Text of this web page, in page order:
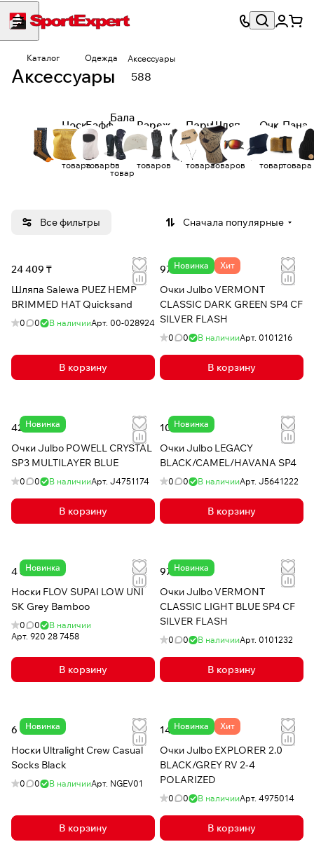
Каталог Одежда Аксессуары
Аксессуары 588
Носк
и
94
товара
Бафф
ы
товаров
Бала
клав
ы
21
товар
Вареж
ки
товаров
Кепки
37
товаров
Перч
атки
92
товара
Шляп
ы
7
товаров
Маски
16
товаров
Очк
121
товар
Пана
мы
4
товара
Все фильтры Сначала популярные
24 409 ₸
Шляпа Salewa PUEZ HEMP
BRIMMED HAT Quicksand
0 0 В наличииАрт. 00-028924
В корзину
Новинка Хит
97 796 ₸
Очки Julbo VERMONT
CLASSIC DARK GREEN SP4 CF
SILVER FLASH
0 0 В наличииАрт. 0101216
В корзину
Новинка
42 742 ₸
Очки Julbo POWELL CRYSTAL
SP3 MULTILAYER BLUE
0 0 В наличииАрт. J4751174
В корзину
Новинка
100 860 ₸
Очки Julbo LEGACY
BLACK/CAMEL/HAVANA SP4
0 0 В наличииАрт. J5641222
В корзину
Новинка
4 301 ₸
Носки FLOV SUPAI LOW UNI
SK Grey Bamboo
0 0
В наличии
Арт. 920 28 7458
В корзину
Новинка
97 796 ₸
Очки Julbo VERMONT
CLASSIC LIGHT BLUE SP4 CF
SILVER FLASH
0 0 В наличииАрт. 0101232
В корзину
Новинка
6 129 ₸
Носки Ultralight Crew Casual
Socks Black
0 0 В наличииАрт. NGEV01
В корзину
Новинка Хит
140 591 ₸
Очки Julbo EXPLORER 2.0
BLACK/GREY RV 2-4
POLARIZED
0 0 В наличииАрт. 4975014
В корзину